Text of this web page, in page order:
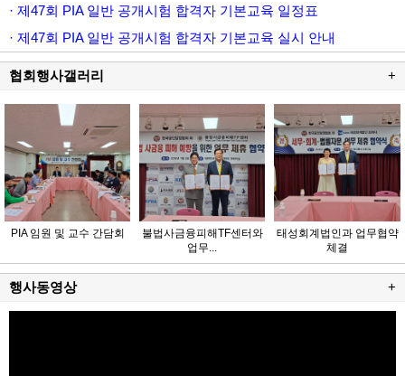
· 제47회 PIA 일반 공개시험 합격자 기본교육 일정표
· 제47회 PIA 일반 공개시험 합격자 기본교육 실시 안내
협회행사갤러리 +
PIA 임원 및 교수 간담회
불법사금융피해TF센터와
업무...
태성회계법인과 업무협약
체결
행사동영상 +